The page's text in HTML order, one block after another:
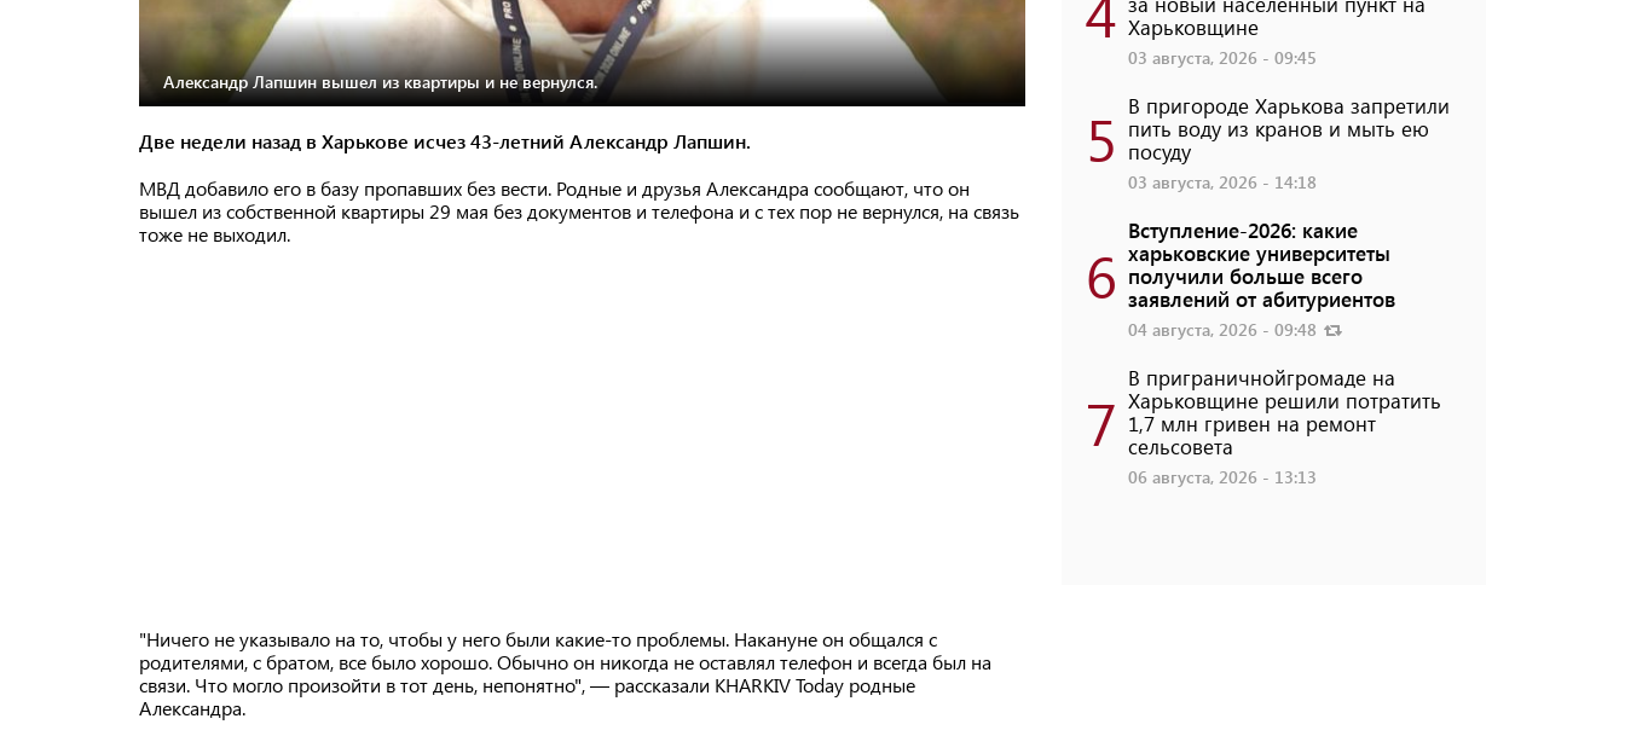
Александр Лапшин вышел из квартиры и не вернулся.
Две недели назад в Харькове исчез 43-летний Александр Лапшин.
МВД добавило его в базу пропавших без вести. Родные и друзья Александра сообщают, что он
вышел из собственной квартиры 29 мая без документов и телефона и с тех пор не вернулся, на связь
тоже не выходил.
"Ничего не указывало на то, чтобы у него были какие-то проблемы. Накануне он общался с
родителями, с братом, все было хорошо. Обычно он никогда не оставлял телефон и всегда был на
связи. Что могло произойти в тот день, непонятно", — рассказали KHARKIV Today родные
Александра.
Харьковщине
03 августа, 2026 - 09:45
5 В пригороде Харькова запретили
пить воду из кранов и мыть ею
посуду
03 августа, 2026 - 14:18
6
Вступление-2026: какие
харьковские университеты
получили больше всего
заявлений от абитуриентов
04 августа, 2026 - 09:48
7
В приграничнойгромаде на
Харьковщине решили потратить
1,7 млн ​​гривен на ремонт
сельсовета
06 августа, 2026 - 13:13